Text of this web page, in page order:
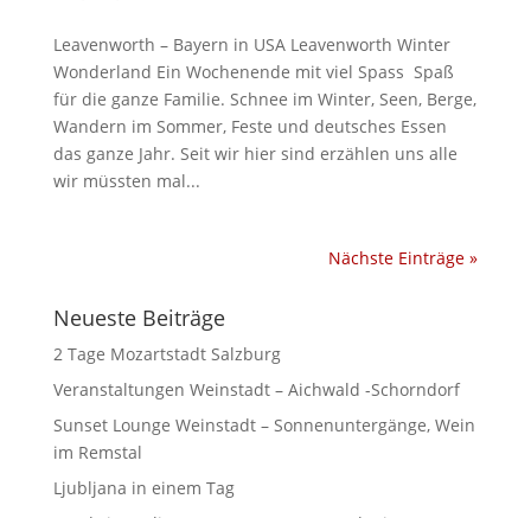
Leavenworth – Bayern in USA Leavenworth Winter
Wonderland Ein Wochenende mit viel Spass Spaß
für die ganze Familie. Schnee im Winter, Seen, Berge,
Wandern im Sommer, Feste und deutsches Essen
das ganze Jahr. Seit wir hier sind erzählen uns alle
wir müssten mal...
Nächste Einträge »
Neueste Beiträge
2 Tage Mozartstadt Salzburg
Veranstaltungen Weinstadt – Aichwald -Schorndorf
Sunset Lounge Weinstadt – Sonnenuntergänge, Wein
im Remstal
Ljubljana in einem Tag